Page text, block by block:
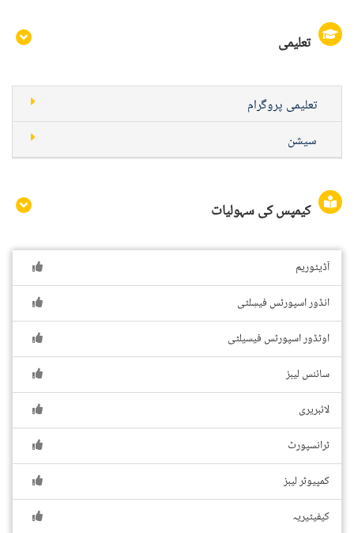
تعلیمی
تعلیمی پروگرام
سیشن
کیمپس کی سہولیات
آڈیٹوریم
انڈور اسپورٹس فیسِلٹی
اوٹڈور اسپورٹس فیسیلٹی
سائنس لیبز
لائبریری
ٹرانسپورٹ
کمپیوٹر لیبز
کیفیٹیریہ